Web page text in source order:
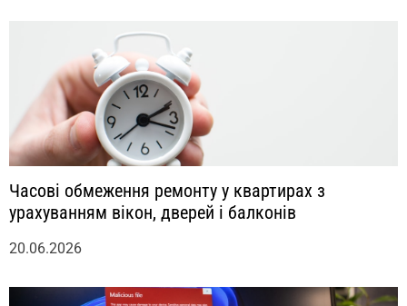
Часові обмеження ремонту у квартирах з
урахуванням вікон, дверей і балконів
20.06.2026